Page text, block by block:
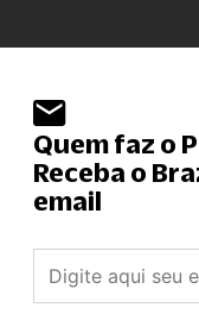
Quem faz o
Receba o
email